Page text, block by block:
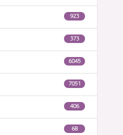
923
373
6045
7051
406
68